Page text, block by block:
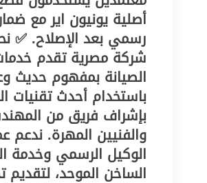
أصلية يونيون اير مع
رسمي بعد الإصلاح. ✅
شركة مصرية تقدم
الصيانة بمفهوم حديث
باستخدام أحدث تقنيات
بإشراف فريق من
والفنيين المهرة. ندعم
الوكيل الرسمي وخدمة
الساخن الموحد، لتقديم